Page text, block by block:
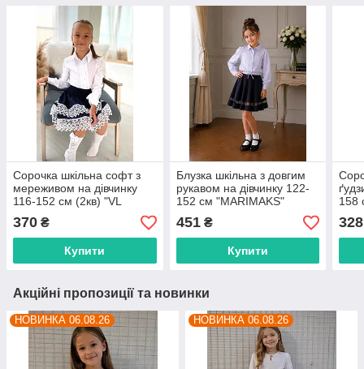
Сорочка шкільна софт з
мереживом на дівчинку
116-152 см (2кв) "VL
CLASSIC" недорого від
прямого постачальника
370 ₴
Купити
Блузка шкільна з довгим
рукавом на дівчинку 122-
152 см "MARIMAKS"
купити недорого від
прямого постачальника
451₴
Купити
158
328
Акційні пропозиції та новинки
НОВИНКА 06.08.26 НОВИНКА 06.08.26